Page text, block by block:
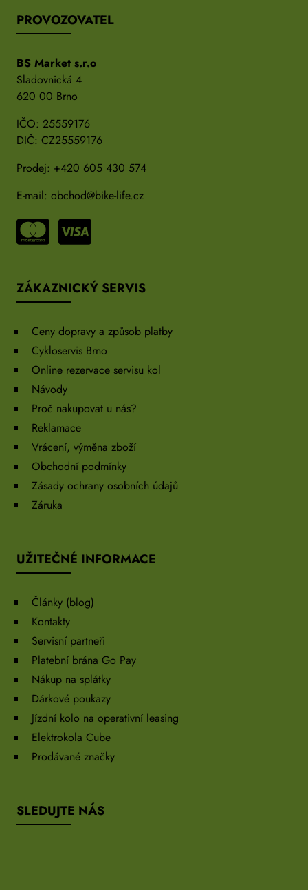
PROVOZOVATEL
BS Market s.r.o
Sladovnická 4
620 00 Brno
IČO: 25559176
DIČ: CZ25559176
Prodej: +420 605 430 574
E-mail: obchod@bike-life.cz
ZÁKAZNICKÝ SERVIS
Ceny dopravy a způsob platby
Cykloservis Brno
Online rezervace servisu kol
Návody
Proč nakupovat u nás?
Reklamace
Vrácení, výměna zboží
Obchodní podmínky
Zásady ochrany osobních údajů
Záruka
UŽITEČNÉ INFORMACE
Články (blog)
Kontakty
Servisní partneři
Platební brána Go Pay
Nákup na splátky
Dárkové poukazy
Jízdní kolo na operativní leasing
Elektrokola Cube
Prodávané značky
SLEDUJTE NÁS